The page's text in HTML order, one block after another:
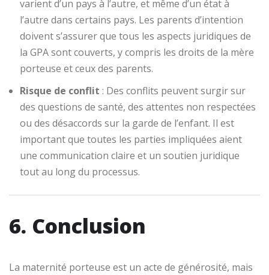
varient d’un pays à l’autre, et même d’un état à
l’autre dans certains pays. Les parents d’intention
doivent s’assurer que tous les aspects juridiques de
la GPA sont couverts, y compris les droits de la mère
porteuse et ceux des parents.
Risque de conflit : Des conflits peuvent surgir sur
des questions de santé, des attentes non respectées
ou des désaccords sur la garde de l’enfant. Il est
important que toutes les parties impliquées aient
une communication claire et un soutien juridique
tout au long du processus.
6. Conclusion
La maternité porteuse est un acte de générosité, mais